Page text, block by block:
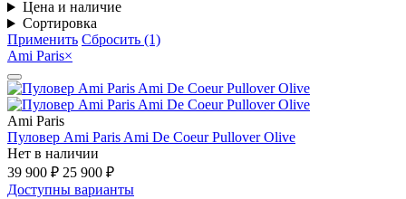
Цена и наличие
Сортировка
Применить Сбросить (1)
Ami Paris×
Ami Paris
Пуловер Ami Paris Ami De Coeur Pullover Olive
Нет в наличии
39 900 ₽ 25 900 ₽
Доступны варианты